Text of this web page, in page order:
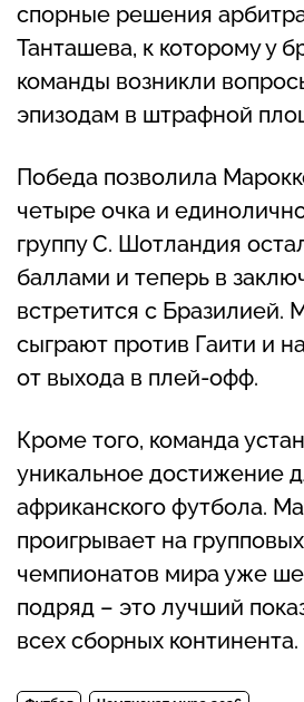
спорные решения
Танташева, к которому у
команды возникли
эпизодам в штрафной
Победа позволила
четыре очка и
группу C. Шотландия
баллами и теперь в
встретится с Бразилией.
сыграют против Гаити и
от выхода в плей-офф.
Кроме того, команда
уникальное достижение
африканского футбола.
проигрывает на
чемпионатов мира уже
подряд – это лучший
всех сборных континента.